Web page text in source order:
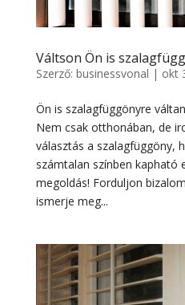
Váltson Ön is
Szerző: businessvonal | okt
Ön is szalagfüggönyre
Nem csak otthonában, de
választás a szalagfüggöny,
számtalan színben kapható
megoldás! Forduljon
ismerje meg...